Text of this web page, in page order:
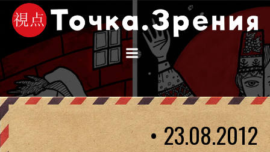
Перейти
к
содержимому
• 23.08.2012